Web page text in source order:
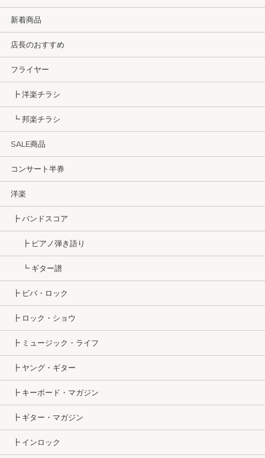
新着商品
店長のおすすめ
フライヤー
┣ 洋楽チラシ
┗ 邦楽チラシ
SALE商品
コンサート半券
洋楽
┣ バンドスコア
┣ ピアノ弾き語り
┗ ギター譜
┣ ビバ・ロック
┣ ロック・ショウ
┣ ミュージック・ライフ
┣ ヤング・ギター
┣ キーボード・マガジン
┣ ギター・マガジン
┣ インロック